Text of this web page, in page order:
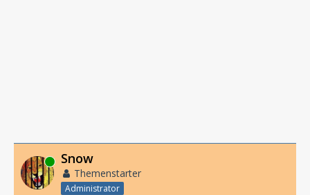
Online Snow
Themenstarter
Administrator